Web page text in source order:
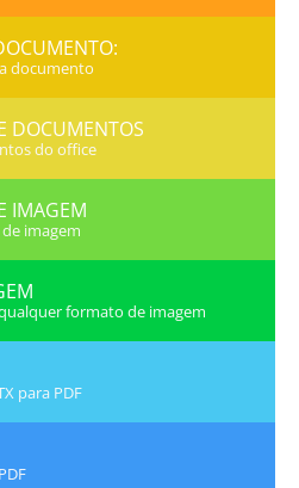
documento
DOCUMENTOS
do office
IMAGEM
imagem
formato de imagem
para PDF